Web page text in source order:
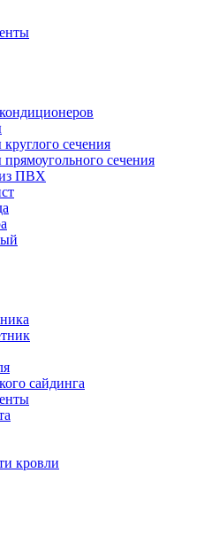
сечения
сечения
из ПВХ
сайдинга
кровли